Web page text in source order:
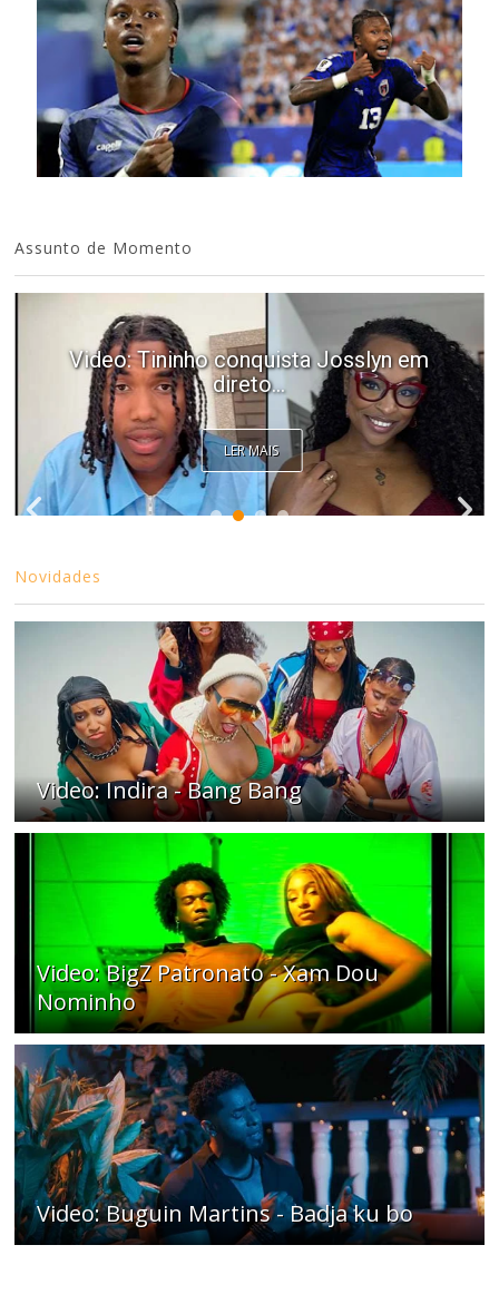
Assunto de Momento
Video: Tininho conquista Josslyn em
direto...
LER MAIS
Novidades
Video: Indira - Bang Bang
Video: BigZ Patronato - Xam Dou
Nominho
Video: Buguin Martins - Badja ku bo